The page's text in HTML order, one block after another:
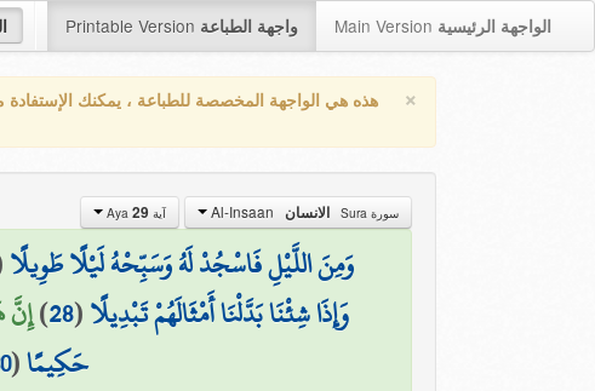
Printable Version واجهة الطباعة Main Version الواجهة الرئيسية
× هذه هي الواجهة المخصصة للطباعة ، يمكنك
سورة Sura الانسان آية Aya 29
وَمِنَ اللَّيْلِ فَاسْجُدْ لَهُ وَسَبِّحْهُ لَيْلًا طَوِيلًا
وَإِذَا شِئْنَا بَدَّلْنَا أَمْثَالَهُمْ تَبْدِيلًا(
28
)إِنَّ
حَكِيمًا(